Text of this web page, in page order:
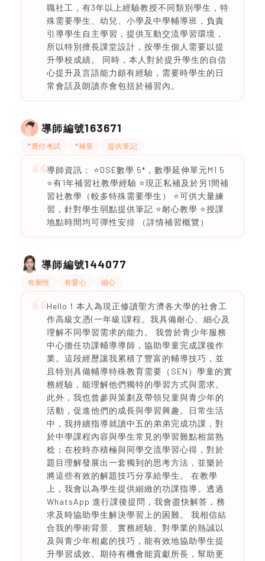
職社工，有3年以上經驗教授不同類別學生，特
殊需要學生、幼兒、小學及中學輔導班，負責
引導學生自主學習，提供互動交流學習環境，
所以特別擅長課堂設計，按學生個人需要以提
升學校成績。 同時，本人對於提升學生的自信
心提升及言語能力頗有經驗，需要時學生的日
常會話及朗讀亦會包括於補習內。
導師編號163671
*應付考試 *補底 提供筆記
導師資訊： ⭐️DSE數學 5*，數學延伸單元M1 5
⭐️有1年補習社教學經驗 ⭐️現正私補及於另1間補
習社教學（較多特殊需要學生） ⭐️可供大量練
習，針對學生弱點提供筆記 ⭐️耐心教學 ⭐️授課
地點時間均可彈性安排 （詳情補習概覽）
導師編號144077
有耐性 有愛心 細心
Hello！本人為現正修讀聖方濟各大學的社會工
作高級文憑(一年級)課程。我具備耐心、細心及
理解不同學習需求的能力。 我曾於青少年服務
中心擔任功課輔導導師，協助學童完成課後作
業。這段經歷讓我累積了豐富的輔導技巧，並
且特別具備輔導特殊教育需要（SEN）學童的實
務經驗，能理解他們獨特的學習方式與需求。
此外，我也曾參與策劃及帶領兒童與青少年的
活動，促進他們的成長與學習興趣。日常生活
中，我持續指導就讀中五的弟弟完成功課，對
於中學課程內容與學生常見的學習難點相當熟
稔；在校時亦積極與同學交流學習心得，對於
題目理解發展出一套獨到的思考方法，並樂於
將這些有效的解題技巧分享給學生。 在教學
上，我會以為學生提供細緻的功課指導。透過
WhatsApp 進行課後提問，我會盡快解答，務
求及時協助學生解決學習上的困難。 我相信結
合我的學術背景、實務經驗、對學業的熱誠以
及與青少年相處的技巧，能有效地協助學生提
升學習成效。期待有機會能貢獻所長，幫助更